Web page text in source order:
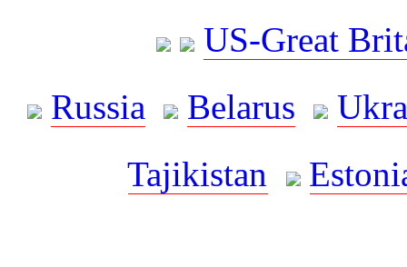
US-Great
Russia
Belarus
Tajikistan